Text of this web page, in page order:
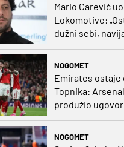
Mario Carević
Lokomotive:
dužni sebi,
klubu.
NOGOMET
Emirates ostaje
Topnika: Arsenal
produžio ugovor
NOGOMET